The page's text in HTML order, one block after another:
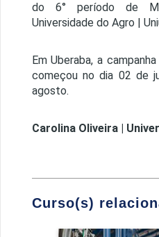
do 6° período de
Universidade do Agro |
Em Uberaba, a
começou no dia 02 de
agosto.
Carolina Oliveira |
Curso(s)